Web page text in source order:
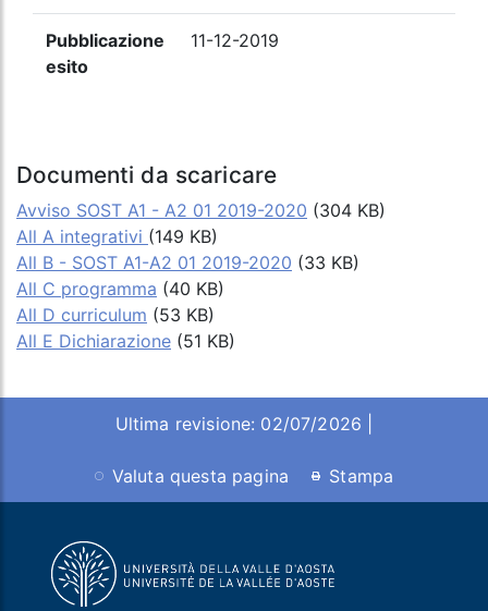
Pubblicazione
esito
11-12-2019
Documenti da scaricare
Avviso SOST A1 - A2 01 2019-2020 (304 KB)
All A integrativi (149 KB)
All B - SOST A1-A2 01 2019-2020 (33 KB)
All C programma (40 KB)
All D curriculum (53 KB)
All E Dichiarazione (51 KB)
Ultima revisione: 02/07/2026 |
Valuta questa pagina Stampa